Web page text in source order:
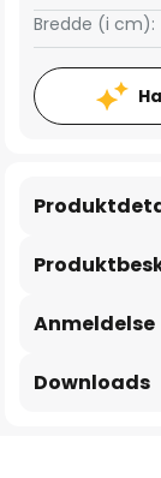
Bredde (i cm):
Anmeldelse
Downloads